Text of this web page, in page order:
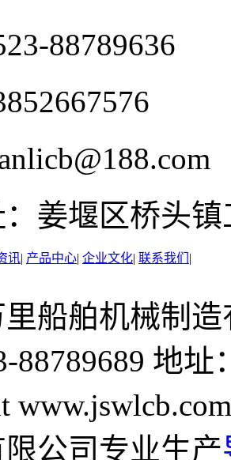
88789636
姜堰区桥头
讯| 产品中心| 企业文化| 联系我们 |
里船舶机械制
88789689 地址
公司专业生产